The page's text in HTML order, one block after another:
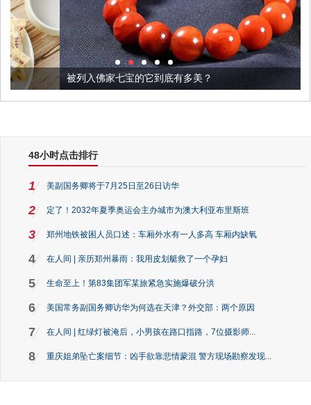
被列入佛家七宝的它到底有多美？
48小时点击排行
1 美副国务卿将于7月25日至26日访华
2 定了！2032年夏季奥运会主办城市为澳大利亚布里斯班
3 郑州地铁被困人员口述：车厢外水有一人多高 车厢内缺氧
4 在人间 | 亲历郑州暴雨：我用皮划艇救了一个孕妇
5 生命至上！第83集团军某旅紧急实施爆破分洪
6 美国常务副国务卿访华为何选在天津？外交部：两个原因
7 在人间 | 红绿灯被淹后，小男孩在路口指路，7位摄影师...
8 重庆姐弟坠亡案细节：凶手欲靠悲情蒙混 警方现场勘察发现...